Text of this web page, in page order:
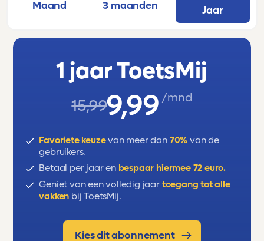
Maand 3 maanden Jaar
1 jaar ToetsMij
15,999,99 /mnd
Favoriete keuzevan meer dan 70% van de
gebruikers.
Betaal per jaar en bespaar hiermee 72 euro.
Geniet van een volledig jaar toegang tot alle
vakken bij ToetsMij.
Kies dit abonnement